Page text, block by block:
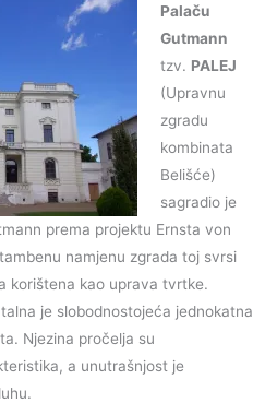
Palaču
Gutmann
tzv. PALEJ
(Upravnu
zgradu
kombinata
Belišće)
sagradio je
prema projektu Ernsta von
namjenu zgrada toj svrsi
korištena kao uprava tvrtke.
je slobodnostojeća jednokatna
Njezina pročelja su
a unutrašnjost je